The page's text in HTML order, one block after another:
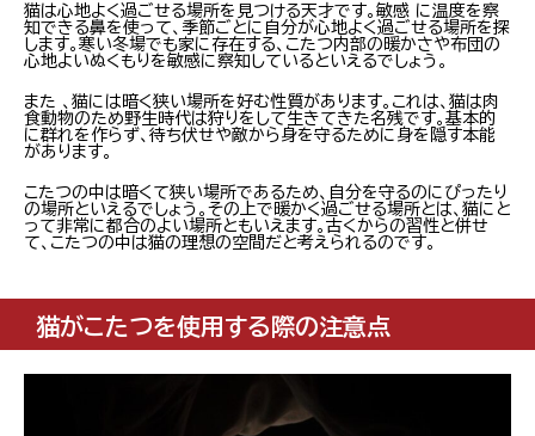
猫は心地よく過ごせる場所を見つける天才です。敏感 に温度を察
知できる鼻を使って、季節ごとに自分が心地よく過ごせる場所を探
します。寒い冬場でも家に存在する、こたつ内部の暖かさや布団の
心地よいぬくもりを敏感に察知しているといえるでしょう。
また 、猫には暗く狭い場所を好む性質があります。これは、猫は肉
食動物のため野生時代は狩りをして生きてきた名残です。基本的
に群れを作らず、待ち伏せや敵から身を守るために身を隠す本能
があります。
こたつの中は暗くて狭い場所であるため、自分を守るのにぴったり
の場所といえるでしょう。その上で暖かく過ごせる場所とは、猫にと
って非常に都合のよい場所ともいえます。古くからの習性と併せ
て、こたつの中は猫の理想の空間だと考えられるのです。
猫がこたつを使用する際の注意点